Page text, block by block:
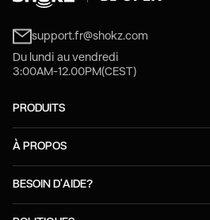
support.fr@shokz.com
Du lundi au vendredi
3:00AM-12.00PM(CEST)
PRODUITS
À PROPOS
BESOIN D'AIDE?